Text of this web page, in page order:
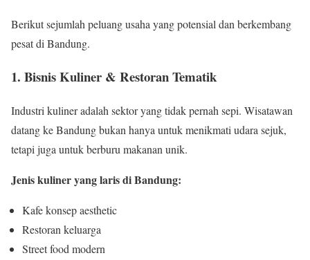
Berikut sejumlah peluang usaha yang potensial dan berkembang
pesat di Bandung.
1. Bisnis Kuliner & Restoran Tematik
Industri kuliner adalah sektor yang tidak pernah sepi. Wisatawan
datang ke Bandung bukan hanya untuk menikmati udara sejuk,
tetapi juga untuk berburu makanan unik.
Jenis kuliner yang laris di Bandung:
Kafe konsep aesthetic
Restoran keluarga
Street food modern